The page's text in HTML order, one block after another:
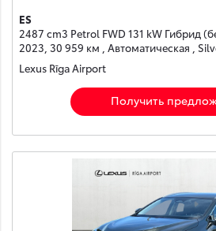
ES
2487 cm3 Petrol FWD 131 kW Гибрид
2023, 30 959 км , Автоматическая ,
Lexus Rīga Airport
Получить